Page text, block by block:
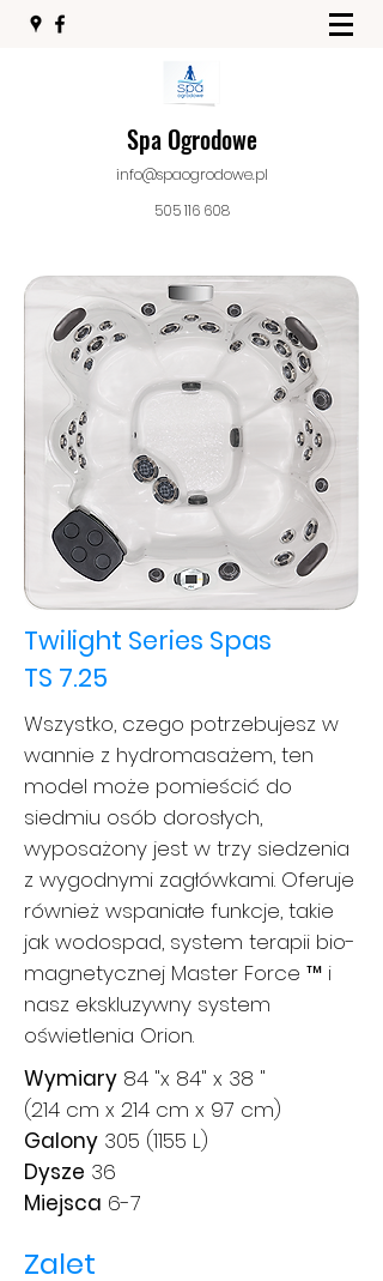
Spa Ogrodowe
info@spaogrodowe.pl
505 116 608
Twilight Series Spas
TS 7.25
Wszystko, czego potrzebujesz w
wannie z hydromasażem, ten
model może pomieścić do
siedmiu osób dorosłych,
wyposażony jest w trzy siedzenia
z wygodnymi zagłówkami. Oferuje
również wspaniałe funkcje, takie
jak wodospad, system terapii bio-
magnetycznej Master Force ™ i
nasz ekskluzywny system
oświetlenia Orion.
Wymiary 84 "x 84" x 38 "
(214 cm x 214 cm x 97 cm)
Galony 305 (1155 L)
Dysze 36
Miejsca 6-7
Zalet